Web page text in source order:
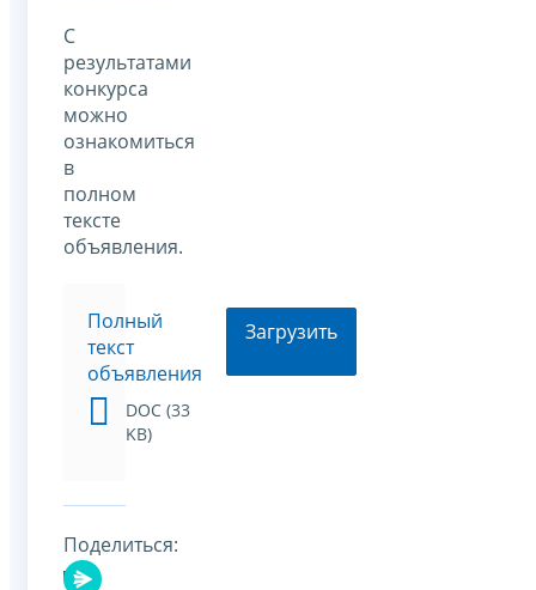
С
результатами
конкурса
можно
ознакомиться
в
полном
тексте
объявления.
Полный
текст
объявления
DOC (33
KB)
Загрузить
Поделиться: